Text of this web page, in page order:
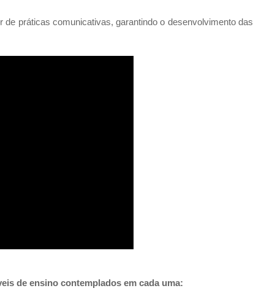
práticas comunicativas, garantindo o desenvolvimento das
de ensino contemplados em cada uma: